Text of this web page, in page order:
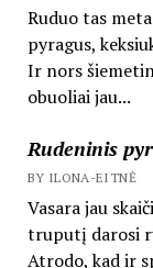
Ruduo tas
pyragus,
Ir nors
obuoliai jau...
Rudeninis
BY ILONA-EITNĖ
Vasara jau
truputį darosi
Atrodo, kad ir